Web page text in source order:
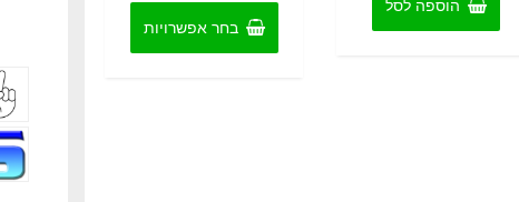
הוספה לסל
בחר אפשרויות